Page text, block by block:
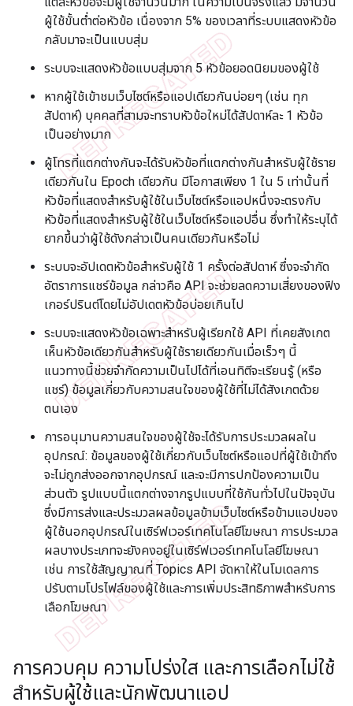
ผู้ใช้ขั้นต่ำต่อหัวข้อ เนื่องจาก 5% ของเวลาที่ระบบแสดงหัวข้อ
กลับมาจะเป็นแบบสุ่ม
ระบบจะแสดงหัวข้อแบบสุ่มจาก 5 หัวข้อยอดนิยมของผู้ใช้
หากผู้ใช้เข้าชมเว็บไซต์หรือแอปเดียวกันบ่อยๆ (เช่น ทุก
สัปดาห์) บุคคลที่สามจะทราบหัวข้อใหม่ได้สัปดาห์ละ 1 หัวข้อ
เป็นอย่างมาก
ผู้โทรที่แตกต่างกันจะได้รับหัวข้อที่แตกต่างกันสำหรับผู้ใช้ราย
เดียวกันใน Epoch เดียวกัน มีโอกาสเพียง 1 ใน 5 เท่านั้นที่
หัวข้อที่แสดงสำหรับผู้ใช้ในเว็บไซต์หรือแอปหนึ่งจะตรงกับ
หัวข้อที่แสดงสำหรับผู้ใช้ในเว็บไซต์หรือแอปอื่น ซึ่งทำให้ระบุได้
ยากขึ้นว่าผู้ใช้ดังกล่าวเป็นคนเดียวกันหรือไม่
ระบบจะอัปเดตหัวข้อสำหรับผู้ใช้ 1 ครั้งต่อสัปดาห์ ซึ่งจะจำกัด
อัตราการแชร์ข้อมูล กล่าวคือ API จะช่วยลดความเสี่ยงของฟิง
เกอร์ปรินต์โดยไม่อัปเดตหัวข้อบ่อยเกินไป
ระบบจะแสดงหัวข้อเฉพาะสำหรับผู้เรียกใช้ API ที่เคยสังเกต
เห็นหัวข้อเดียวกันสำหรับผู้ใช้รายเดียวกันเมื่อเร็วๆ นี้
แนวทางนี้ช่วยจำกัดความเป็นไปได้ที่เอนทิตีจะเรียนรู้ (หรือ
แชร์) ข้อมูลเกี่ยวกับความสนใจของผู้ใช้ที่ไม่ได้สังเกตด้วย
ตนเอง
การอนุมานความสนใจของผู้ใช้จะได้รับการประมวลผลใน
อุปกรณ์: ข้อมูลของผู้ใช้เกี่ยวกับเว็บไซต์หรือแอปที่ผู้ใช้เข้าถึง
จะไม่ถูกส่งออกจากอุปกรณ์ และจะมีการปกป้องความเป็น
ส่วนตัว รูปแบบนี้แตกต่างจากรูปแบบที่ใช้กันทั่วไปในปัจจุบัน
ซึ่งมีการส่งและประมวลผลข้อมูลข้ามเว็บไซต์หรือข้ามแอปของ
ผู้ใช้นอกอุปกรณ์ในเซิร์ฟเวอร์เทคโนโลยีโฆษณา การประมวล
ผลบางประเภทจะยังคงอยู่ในเซิร์ฟเวอร์เทคโนโลยีโฆษณา
เช่น การใช้สัญญาณที่ Topics API จัดหาให้ในโมเดลการ
ปรับตามโปรไฟล์ของผู้ใช้และการเพิ่มประสิทธิภาพสำหรับการ
เลือกโฆษณา
การควบคุม ความโปร่งใส และการเลือกไม่ใช้
สำหรับผู้ใช้และนักพัฒนาแอป